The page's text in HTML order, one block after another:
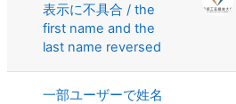
表示に不具合 / the
first name and the
last name reversed
一部ユーザーで姓名